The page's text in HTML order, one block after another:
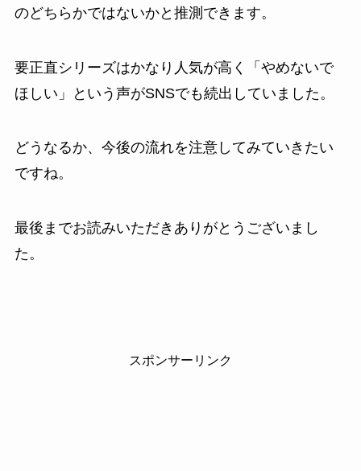
のどちらかではないかと推測できます。
要正直シリーズはかなり人気が高く「やめないで
ほしい」という声がSNSでも続出していました。
どうなるか、今後の流れを注意してみていきたい
ですね。
最後までお読みいただきありがとうございまし
た。
スポンサーリンク